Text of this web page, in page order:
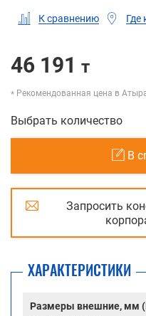
К сравнению Где
46 191 т
Рекомендованная цена в
Выбрать количество
В
Запросить
ХАРАКТЕРИСТИКИ
Размеры внешние, мм